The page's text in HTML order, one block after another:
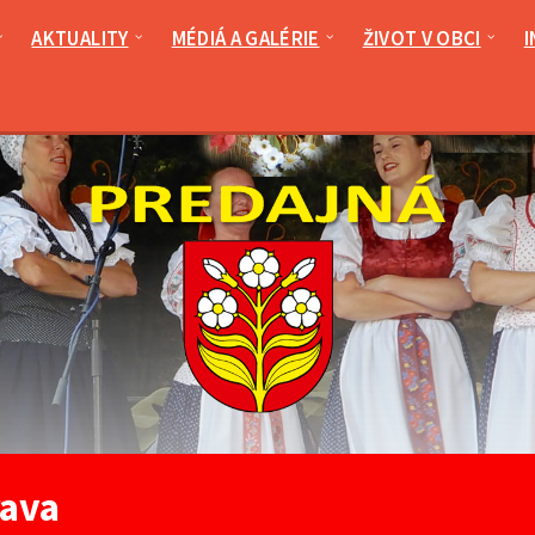
AKTUALITY MÉDIÁ A GALÉRIE ŽIVOT V OBCI